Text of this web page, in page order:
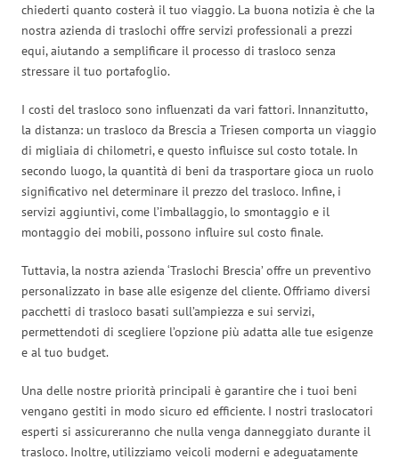
chiederti quanto costerà il tuo viaggio. La buona notizia è che la
nostra azienda di traslochi offre servizi professionali a prezzi
equi, aiutando a semplificare il processo di trasloco senza
stressare il tuo portafoglio.
I costi del trasloco sono influenzati da vari fattori. Innanzitutto,
la distanza: un trasloco da Brescia a Triesen comporta un viaggio
di migliaia di chilometri, e questo influisce sul costo totale. In
secondo luogo, la quantità di beni da trasportare gioca un ruolo
significativo nel determinare il prezzo del trasloco. Infine, i
servizi aggiuntivi, come l’imballaggio, lo smontaggio e il
montaggio dei mobili, possono influire sul costo finale.
Tuttavia, la nostra azienda ‘Traslochi Brescia’ offre un preventivo
personalizzato in base alle esigenze del cliente. Offriamo diversi
pacchetti di trasloco basati sull’ampiezza e sui servizi,
permettendoti di scegliere l’opzione più adatta alle tue esigenze
e al tuo budget.
Una delle nostre priorità principali è garantire che i tuoi beni
vengano gestiti in modo sicuro ed efficiente. I nostri traslocatori
esperti si assicureranno che nulla venga danneggiato durante il
trasloco. Inoltre, utilizziamo veicoli moderni e adeguatamente